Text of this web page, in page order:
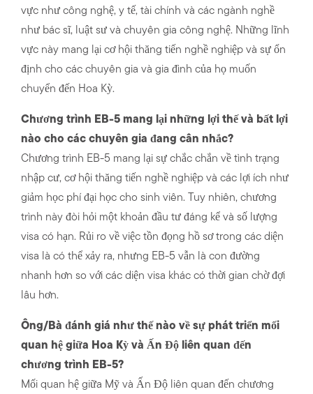
vực như công nghệ, y tế, tài chính và các ngành nghề
như bác sĩ, luật sư và chuyên gia công nghệ. Những lĩnh
vực này mang lại cơ hội thăng tiến nghề nghiệp và sự ổn
định cho các chuyên gia và gia đình của họ muốn
chuyển đến Hoa Kỳ.
Chương trình EB-5 mang lại những lợi thế và bất lợi
nào cho các chuyên gia đang cân nhắc?
Chương trình EB-5 mang lại sự chắc chắn về tình trạng
nhập cư, cơ hội thăng tiến nghề nghiệp và các lợi ích như
giảm học phí đại học cho sinh viên. Tuy nhiên, chương
trình này đòi hỏi một khoản đầu tư đáng kể và số lượng
visa có hạn. Rủi ro về việc tồn đọng hồ sơ trong các diện
visa là có thể xảy ra, nhưng EB-5 vẫn là con đường
nhanh hơn so với các diện visa khác có thời gian chờ đợi
lâu hơn.
Ông/Bà đánh giá như thế nào về sự phát triển mối
quan hệ giữa Hoa Kỳ và Ấn Độ liên quan đến
chương trình EB-5?
Mối quan hệ giữa Mỹ và Ấn Độ liên quan đến chương